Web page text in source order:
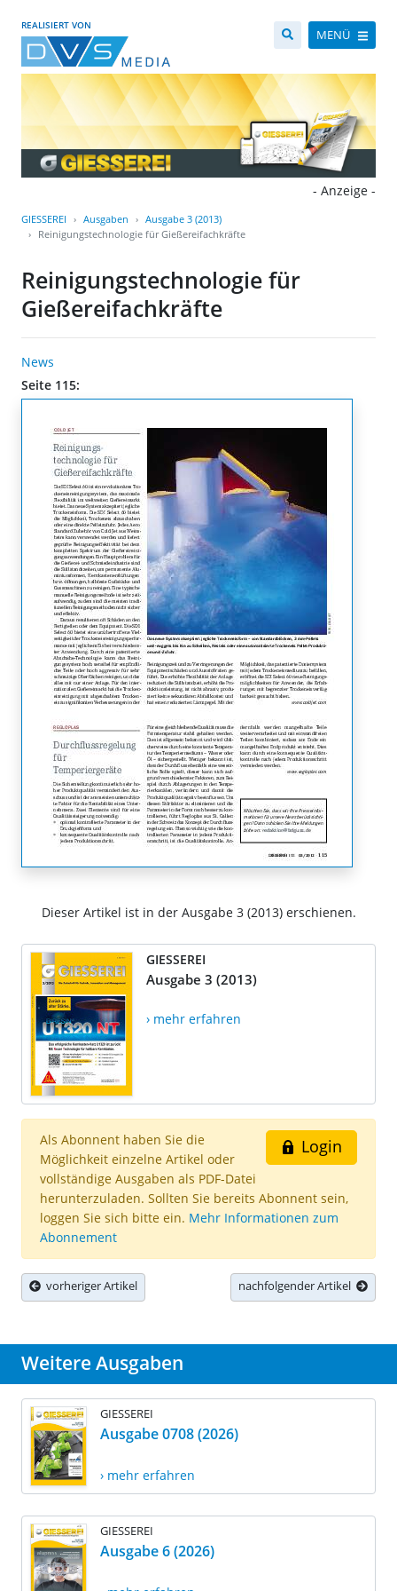
REALISIERT VON
MENÜ
- Anzeige -
GIESSEREI Ausgaben
Ausgabe 3 (2013)
Reinigungstechnologie für Gießereifachkräfte
Reinigungstechnologie für
Gießereifachkräfte
News
Seite 115:
Dieser Artikel ist in der Ausgabe 3 (2013) erschienen.
GIESSEREI
Ausgabe 3 (2013)
› mehr erfahren
Login
Als Abonnent haben Sie die
Möglichkeit einzelne Artikel oder
vollständige Ausgaben als PDF-Datei
herunterzuladen. Sollten Sie bereits Abonnent sein,
loggen Sie sich bitte ein. Mehr Informationen zum
Abonnement
vorheriger Artikel nachfolgender Artikel
Weitere Ausgaben
GIESSEREI
Ausgabe 0708 (2026)
› mehr erfahren
GIESSEREI
Ausgabe 6 (2026)